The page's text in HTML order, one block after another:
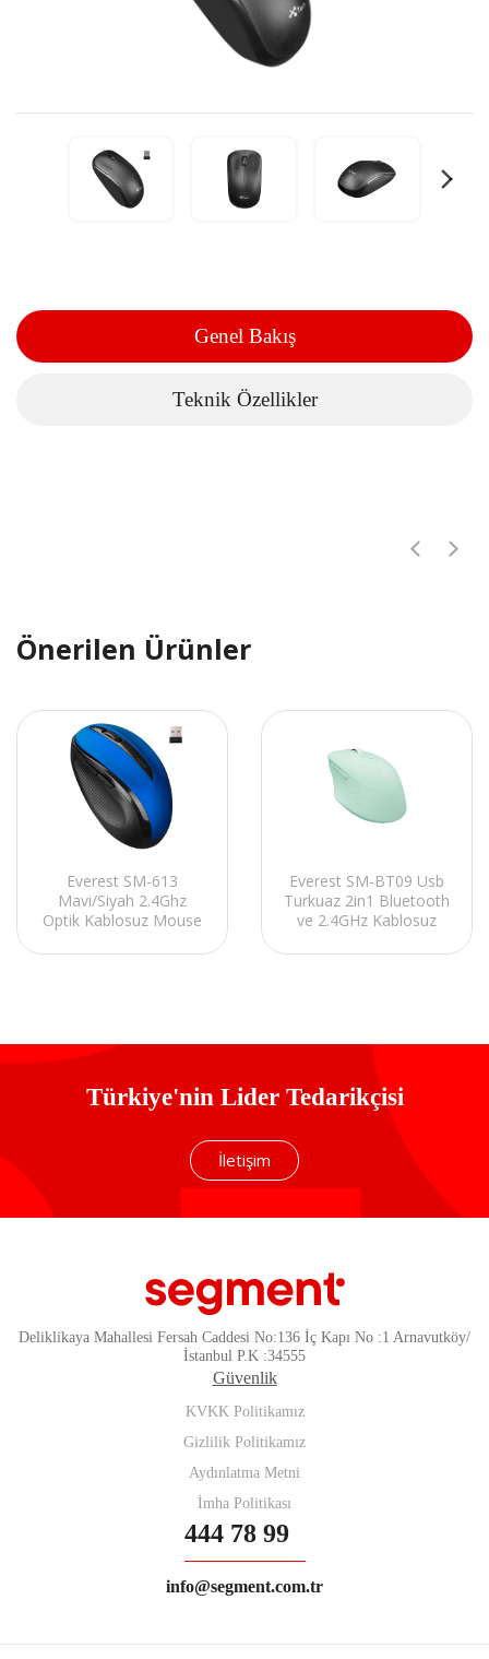
Genel Bakış
Teknik Özellikler
Önerilen Ürünler
Everest SM-613
Mavi/Siyah 2.4Ghz
Optik Kablosuz Mouse
Everest SM-BT09 Usb
Turkuaz 2in1 Bluetooth
ve 2.4GHz Kablosuz
Türkiye'nin Lider Tedarikçisi
İletişim
Deliklikaya Mahallesi Fersah Caddesi No:136 İç Kapı No :1 Arnavutköy/
İstanbul P.K :34555
Güvenlik
KVKK Politikamız
Gizlilik Politikamız
Aydınlatma Metni
İmha Politikası
444 78 99
info@segment.com.tr